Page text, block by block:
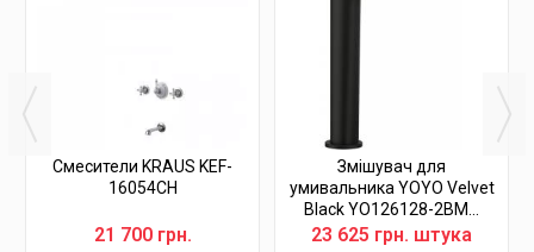
Смесители KRAUS KEF-
16054CH
21 700 грн.
Змішувач для
умивальника YOYO Velvet
Black YO126128-2BM...
23 625 грн. штука